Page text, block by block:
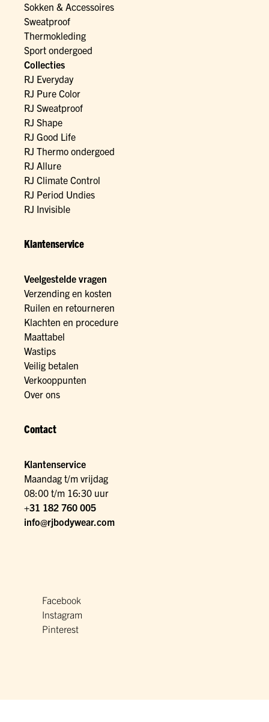
Sokken & Accessoires
Sweatproof
Thermokleding
Sport ondergoed
Collecties
RJ Everyday
RJ Pure Color
RJ Sweatproof
RJ Shape
RJ Good Life
RJ Thermo ondergoed
RJ Allure
RJ Climate Control
RJ Period Undies
RJ Invisible
Klantenservice
Veelgestelde vragen
Verzending en kosten
Ruilen en retourneren
Klachten en procedure
Maattabel
Wastips
Veilig betalen
Verkooppunten
Over ons
Contact
Klantenservice
Maandag t/m vrijdag
08:00 t/m 16:30 uur
+31 182 760 005
info@rjbodywear.com
Facebook
Instagram
Pinterest